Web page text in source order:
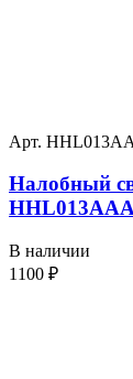
Арт.
Налобный
В наличии
1100 ₽